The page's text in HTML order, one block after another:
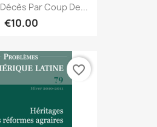
Décès Par Coup De...
€10.00
favorite_border